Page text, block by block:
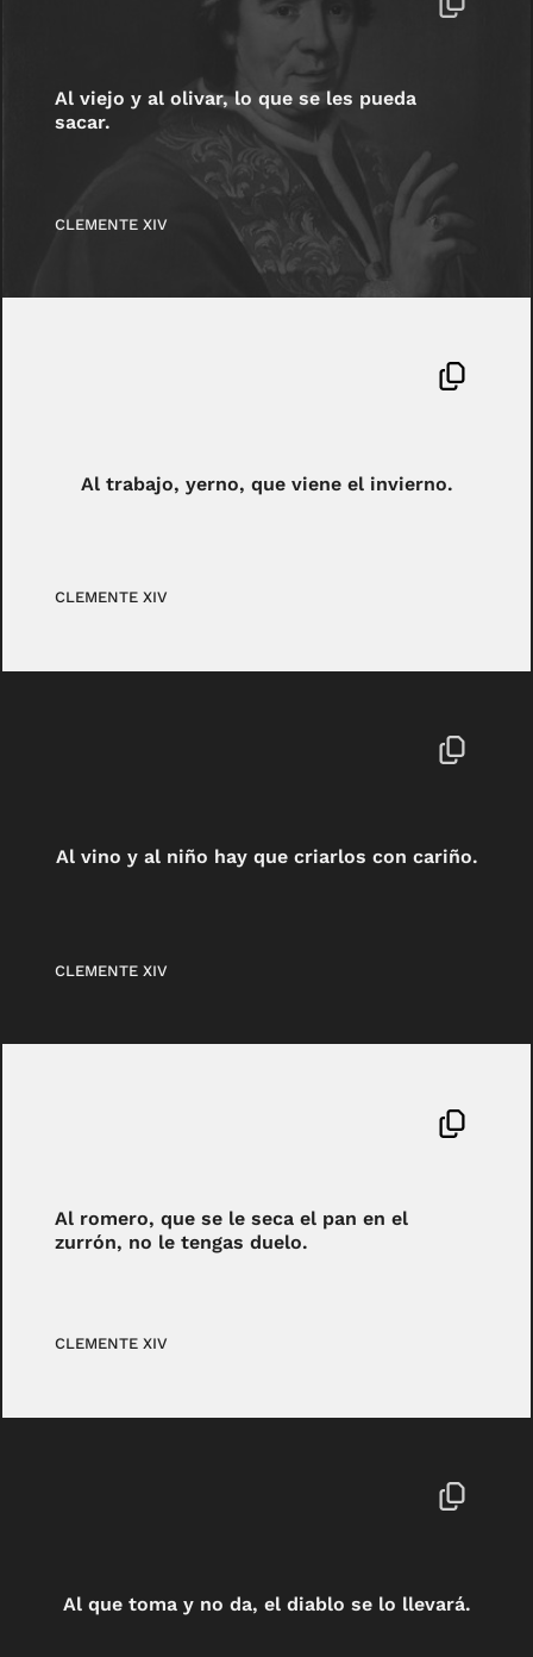
Al viejo y al olivar, lo que se les pueda
sacar.
CLEMENTE XIV
Al trabajo, yerno, que viene el invierno.
CLEMENTE XIV
Al vino y al niño hay que criarlos con cariño.
CLEMENTE XIV
Al romero, que se le seca el pan en el
zurrón, no le tengas duelo.
CLEMENTE XIV
Al que toma y no da, el diablo se lo llevará.